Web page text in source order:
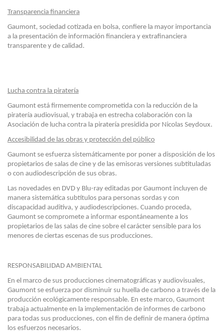
Transparencia financiera
Gaumont, sociedad cotizada en bolsa, confiere la mayor importancia
a la presentación de información financiera y extrafinanciera
transparente y de calidad.
Lucha contra la piratería
Gaumont está firmemente comprometida con la reducción de la
piratería audiovisual, y trabaja en estrecha colaboración con la
Asociación de lucha contra la piratería presidida por Nicolas Seydoux.
Accesibilidad de las obras y protección del público
Gaumont se esfuerza sistemáticamente por poner a disposición de los
propietarios de salas de cine y de las emisoras versiones subtituladas
o con audiodescripción de sus obras.
Las novedades en DVD y Blu-ray editadas por Gaumont incluyen de
manera sistemática subtítulos para personas sordas y con
discapacidad auditiva, y audiodescripciones. Cuando proceda,
Gaumont se compromete a informar espontáneamente a los
propietarios de las salas de cine sobre el carácter sensible para los
menores de ciertas escenas de sus producciones.
RESPONSABILIDAD AMBIENTAL
En el marco de sus producciones cinematográficas y audiovisuales,
Gaumont se esfuerza por disminuir su huella de carbono a través de la
producción ecológicamente responsable. En este marco, Gaumont
trabaja actualmente en la implementación de informes de carbono
para todas sus producciones, con el fin de definir de manera óptima
los esfuerzos necesarios.